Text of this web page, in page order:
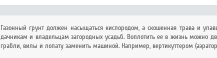
Газонный грунт должен насыщаться кислородом, а скошенная трава и
дачникам и владельцам загородных усадьб. Воплотить ее в жизнь можно
грабли, вилы и лопату заменить машиной. Например, вертикуттером